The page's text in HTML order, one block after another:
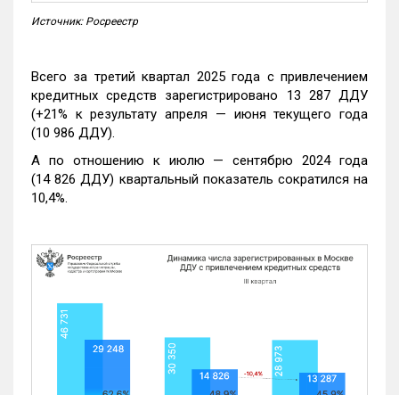
Источник: Росреестр
Всего за третий квартал 2025 года с привлечением
кредитных средств зарегистрировано 13 287 ДДУ
(+21% к результату апреля — июня текущего года
(10 986 ДДУ).
А по отношению к июлю — сентябрю 2024 года
(14 826 ДДУ) квартальный показатель сократился на
10,4%.